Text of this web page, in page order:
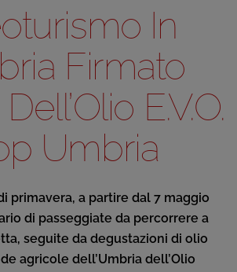
In
Firmato
E.v.o.
Umbria
primavera, a partire dal 7 maggio
di passeggiate da percorrere a
seguite da degustazioni di olio
agricole dell’Umbria dell’Olio